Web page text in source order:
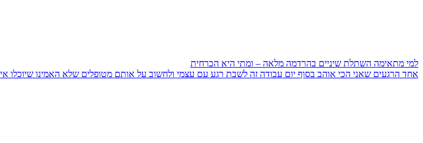
למי מתאימה השתלת שיניים בהרדמה מלאה – ומתי היא הכרחית
אחד הרגעים שאני הכי אוהב בסוף יום עבודה זה לשבת רגע עם עצמי ולחשוב על אותם מטופלים שלא האמינו שיוכלו